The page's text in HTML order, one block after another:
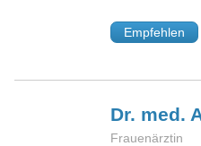
Empfehlen
Dr. med.
Frauenärztin